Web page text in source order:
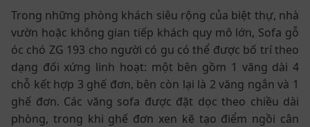
Trong những phòng khách siêu rộng của biệt thự, nhà
vườn hoặc không gian tiếp khách quy mô lớn, Sofa gỗ
óc chó ZG 193 cho người có gu có thể được bố trí theo
dạng đối xứng linh hoạt: một bên gồm 1 văng dài 4
chỗ kết hợp 3 ghế đơn, bên còn lại là 2 văng ngắn và 1
ghế đơn. Các văng sofa được đặt dọc theo chiều dài
phòng, trong khi ghế đơn xen kẽ tạo điểm ngồi cân